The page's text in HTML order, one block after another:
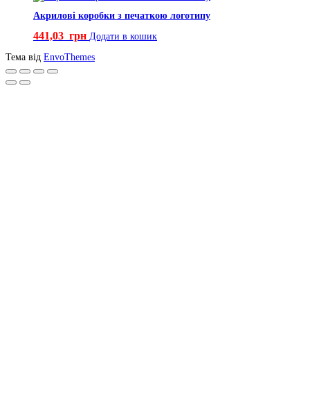
Акрилові коробки з печаткою логотипу
441,03 грн Додати в кошик
Тема від EnvoThemes